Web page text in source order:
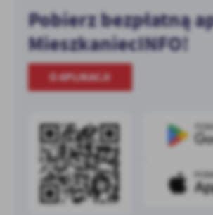
Pobierz bezpłatną
MieszkaniecINFO!
O APLIKACJI